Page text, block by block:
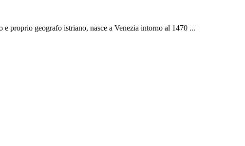
e proprio geografo istriano, nasce a Venezia intorno al 1470 ...